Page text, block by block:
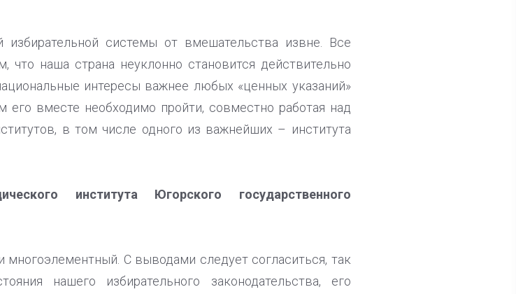
системы от вмешательства извне. Все
наша страна неуклонно становится действительно
интересы важнее любых «ценных указаний»
его вместе необходимо пройти, совместно работая над
в том числе одного из важнейших – института
института Югорского государственного
С выводами следует согласиться, так
нашего избирательного законодательства, его